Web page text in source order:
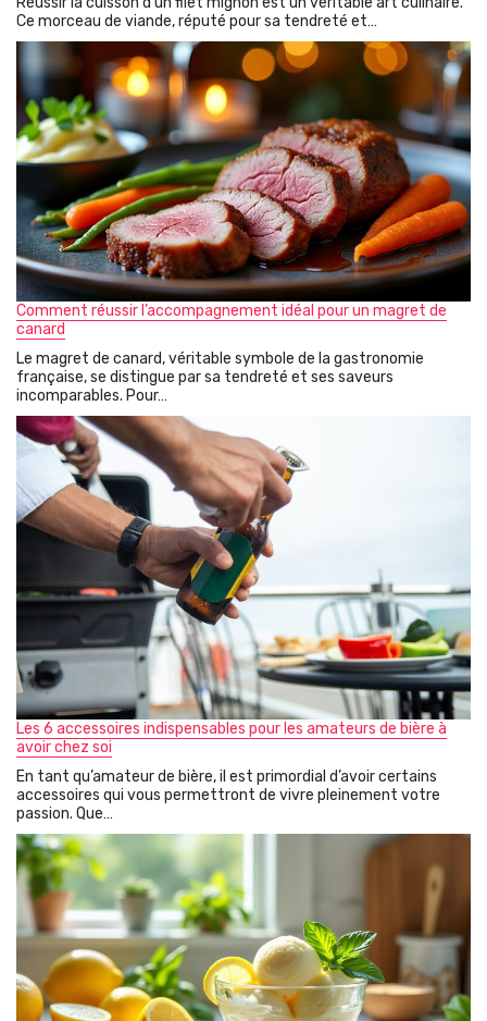
Ce morceau de viande, réputé pour sa tendreté et…
Comment réussir l’accompagnement idéal pour un magret de
canard
Le magret de canard, véritable symbole de la gastronomie
française, se distingue par sa tendreté et ses saveurs
incomparables. Pour…
Les 6 accessoires indispensables pour les amateurs de bière à
avoir chez soi
En tant qu’amateur de bière, il est primordial d’avoir certains
accessoires qui vous permettront de vivre pleinement votre
passion. Que…